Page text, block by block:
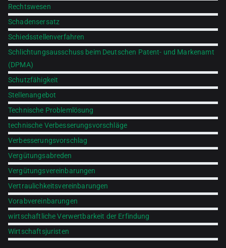
Rechtswesen
Schadensersatz
Schiedsstellenverfahren
Schlichtungsausschuss beim Deutschen Patent- und Markenamt
(DPMA)
Schutzfähigkeit
Stellenangebot
Technische Problemlösung
technische Verbesserungsvorschläge
Verbesserungsvorschlag
Vergütungsabreden
Vergütungsvereinbarungen
Vertraulichkeitsvereinbarungen
Vorabvereinbarungen
wirtschaftliche Verwertbarkeit der Erfindung
Wirtschaftsjuristen